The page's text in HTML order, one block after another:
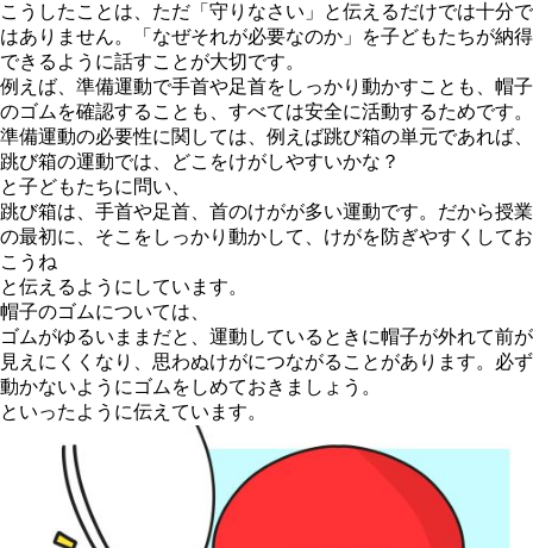
こうしたことは、ただ「守りなさい」と伝えるだけでは十分で
はありません。「なぜそれが必要なのか」を子どもたちが納得
できるように話すことが大切です。
例えば、準備運動で手首や足首をしっかり動かすことも、帽子
のゴムを確認することも、すべては安全に活動するためです。
準備運動の必要性に関しては、例えば跳び箱の単元であれば、
跳び箱の運動では、どこをけがしやすいかな？
と子どもたちに問い、
跳び箱は、手首や足首、首のけがが多い運動です。だから授業
の最初に、そこをしっかり動かして、けがを防ぎやすくしてお
こうね
と伝えるようにしています。
帽子のゴムについては、
ゴムがゆるいままだと、運動しているときに帽子が外れて前が
見えにくくなり、思わぬけがにつながることがあります。必ず
動かないようにゴムをしめておきましょう。
といったように伝えています。